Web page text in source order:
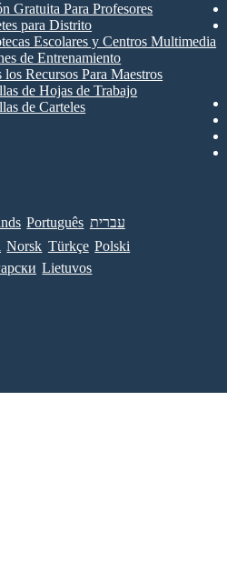
Gratuita Para Profesores
para Distrito
Escolares y Centros Multimedia
de Entrenamiento
los Recursos Para Maestros
de Hojas de Trabajo
de Carteles
Português עברית
Norsk Türkçe Polski
Lietuvos